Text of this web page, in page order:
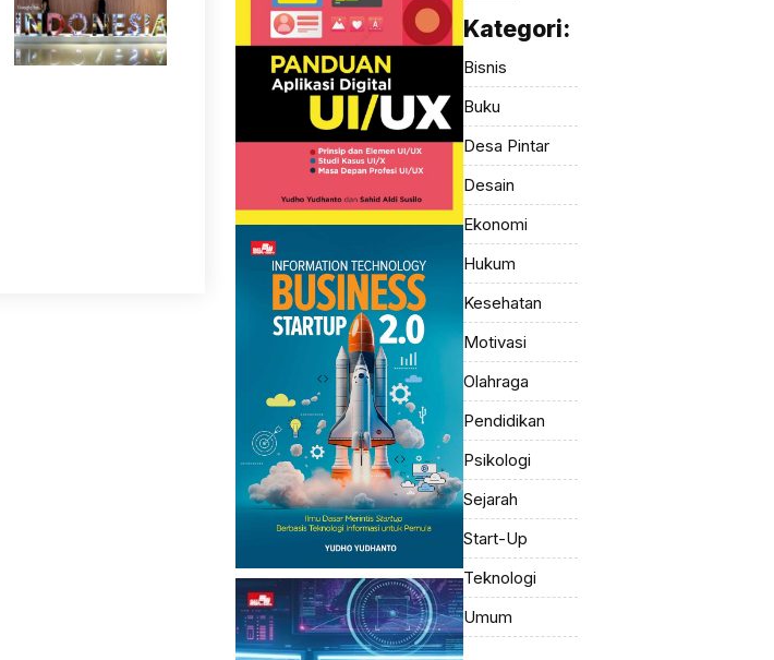
Kategori:
Bisnis
Buku
Desa Pintar
Desain
Ekonomi
Hukum
Kesehatan
Motivasi
Olahraga
Pendidikan
Psikologi
Sejarah
Start-Up
Teknologi
Umum